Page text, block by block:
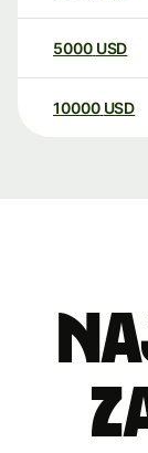
5000 USD
10000 USD